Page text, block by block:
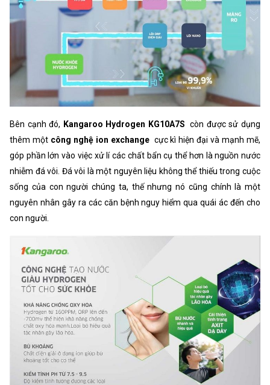
Bên cạnh đó, Kangaroo Hydrogen KG10A7S còn được sử dụng
thêm một công nghệ ion exchange cực kì hiện đại và mạnh mẽ,
góp phần lớn vào việc xử lí các chất bẩn cụ thể hơn là nguồn nước
nhiễm đá vôi. Đá vôi là một nguyên liệu không thể thiếu trong cuộc
sống của con người chúng ta, thế nhưng nó cũng chính là một
nguyên nhân gây ra các căn bệnh nguy hiểm qua quái ác đến cho
con người.